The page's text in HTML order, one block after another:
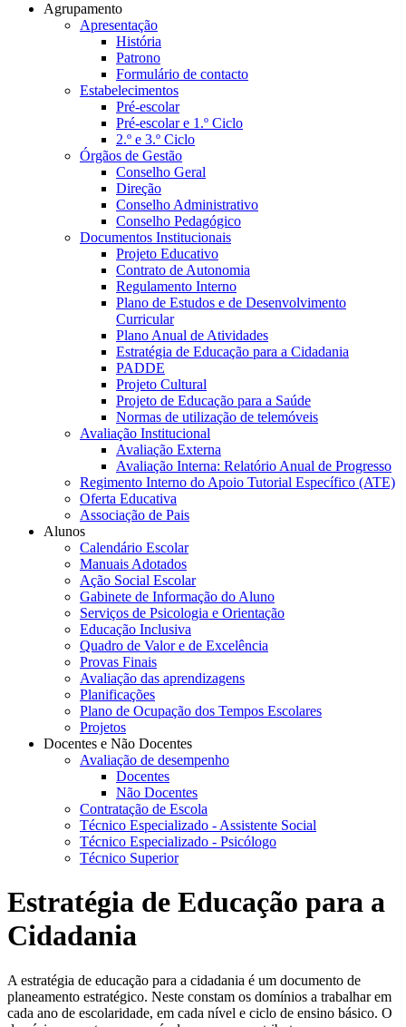
Agrupamento
Apresentação
História
Patrono
Formulário de contacto
Estabelecimentos
Pré-escolar
Pré-escolar e 1.º Ciclo
2.º e 3.º Ciclo
Órgãos de Gestão
Conselho Geral
Direção
Conselho Administrativo
Conselho Pedagógico
Documentos Institucionais
Projeto Educativo
Contrato de Autonomia
Regulamento Interno
Plano de Estudos e de Desenvolvimento
Curricular
Plano Anual de Atividades
Estratégia de Educação para a Cidadania
PADDE
Projeto Cultural
Projeto de Educação para a Saúde
Normas de utilização de telemóveis
Avaliação Institucional
Avaliação Externa
Avaliação Interna: Relatório Anual de Progresso
Regimento Interno do Apoio Tutorial Específico (ATE)
Oferta Educativa
Associação de Pais
Alunos
Calendário Escolar
Manuais Adotados
Ação Social Escolar
Gabinete de Informação do Aluno
Serviços de Psicologia e Orientação
Educação Inclusiva
Quadro de Valor e de Excelência
Provas Finais
Avaliação das aprendizagens
Planificações
Plano de Ocupação dos Tempos Escolares
Projetos
Docentes e Não Docentes
Avaliação de desempenho
Docentes
Não Docentes
Contratação de Escola
Técnico Especializado - Assistente Social
Técnico Especializado - Psicólogo
Técnico Superior
Estratégia de Educação para a
Cidadania
A estratégia de educação para a cidadania é um documento de
planeamento estratégico. Neste constam os domínios a trabalhar em
cada ano de escolaridade, em cada nível e ciclo de ensino básico. O